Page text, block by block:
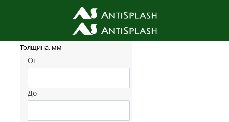
Фильтр товаров
Толщина, мм
От
До